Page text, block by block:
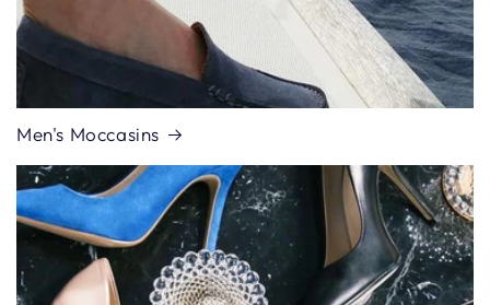
Men's Moccasins